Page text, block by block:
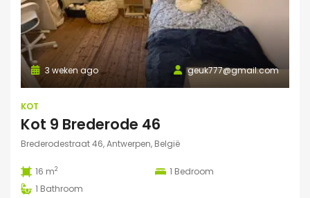
geuk777@gmail.com
3 weken ago
KOT
Kot 9 Brederode 46
Brederodestraat 46, Antwerpen, België
16 m2 1 Bedroom
1 Bathroom